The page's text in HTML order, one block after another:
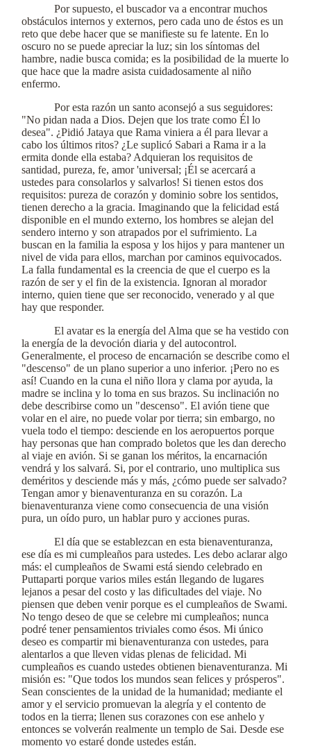
Por supuesto, el buscador va a encontrar muchos
obstáculos internos y externos, pero cada uno de éstos es un
reto que debe hacer que se manifieste su fe latente. En lo
oscuro no se puede apreciar la luz; sin los síntomas del
hambre, nadie busca comida; es la posibilidad de la muerte lo
que hace que la madre asista cuidadosamente al niño
enfermo.
Por esta razón un santo aconsejó a sus seguidores:
"No pidan nada a Dios. Dejen que los trate como Él lo
desea". ¿Pidió Jataya que Rama viniera a él para llevar a
cabo los últimos ritos? ¿Le suplicó Sabari a Rama ir a la
ermita donde ella estaba? Adquieran los requisitos de
santidad, pureza, fe, amor 'universal; ¡Él se acercará a
ustedes para consolarlos y salvarlos! Si tienen estos dos
requisitos: pureza de corazón y dominio sobre los sentidos,
tienen derecho a la gracia. Imaginando que la felicidad está
disponible en el mundo externo, los hombres se alejan del
sendero interno y son atrapados por el sufrimiento. La
buscan en la familia la esposa y los hijos y para mantener un
nivel de vida para ellos, marchan por caminos equivocados.
La falla fundamental es la creencia de que el cuerpo es la
razón de ser y el fin de la existencia. Ignoran al morador
interno, quien tiene que ser reconocido, venerado y al que
hay que responder.
El avatar es la energía del Alma que se ha vestido con
la energía de la devoción diaria y del autocontrol.
Generalmente, el proceso de encarnación se describe como el
"descenso" de un plano superior a uno inferior. ¡Pero no es
así! Cuando en la cuna el niño llora y clama por ayuda, la
madre se inclina y lo toma en sus brazos. Su inclinación no
debe describirse como un "descenso". El avión tiene que
volar en el aire, no puede volar por tierra; sin embargo, no
vuela todo el tiempo: desciende en los aeropuertos porque
hay personas que han comprado boletos que les dan derecho
al viaje en avión. Si se ganan los méritos, la encarnación
vendrá y los salvará. Si, por el contrario, uno multiplica sus
deméritos y desciende más y más, ¿cómo puede ser salvado?
Tengan amor y bienaventuranza en su corazón. La
bienaventuranza viene como consecuencia de una visión
pura, un oído puro, un hablar puro y acciones puras.
El día que se establezcan en esta bienaventuranza,
ese día es mi cumpleaños para ustedes. Les debo aclarar algo
más: el cumpleaños de Swami está siendo celebrado en
Puttaparti porque varios miles están llegando de lugares
lejanos a pesar del costo y las dificultades del viaje. No
piensen que deben venir porque es el cumpleaños de Swami.
No tengo deseo de que se celebre mi cumpleaños; nunca
podré tener pensamientos triviales como ésos. Mi único
deseo es compartir mi bienaventuranza con ustedes, para
alentarlos a que lleven vidas plenas de felicidad. Mi
cumpleaños es cuando ustedes obtienen bienaventuranza. Mi
misión es: "Que todos los mundos sean felices y prósperos".
Sean conscientes de la unidad de la humanidad; mediante el
amor y el servicio promuevan la alegría y el contento de
todos en la tierra; llenen sus corazones con ese anhelo y
entonces se volverán realmente un templo de Sai. Desde ese
momento yo estaré donde ustedes están.